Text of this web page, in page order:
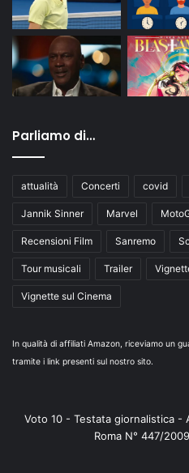
Parliamo di…
attualità Concerti covid
Jannik Sinner Marvel
Recensioni Film Sanremo
Tour musicali Trailer
Vignette sul Cinema
In qualità di affiliati Amazon, riceviamo un
tramite i link presenti sul nostro sito.
Voto 10 - Testata giornalistica -
Roma N° 447/